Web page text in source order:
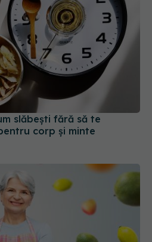
slăbești fără să te
corp și minte